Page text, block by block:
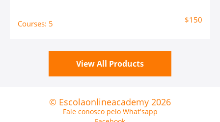
Courses: 5 $150
View All Products
© Escolaonlineacademy 2026
Fale conosco pelo What'sapp